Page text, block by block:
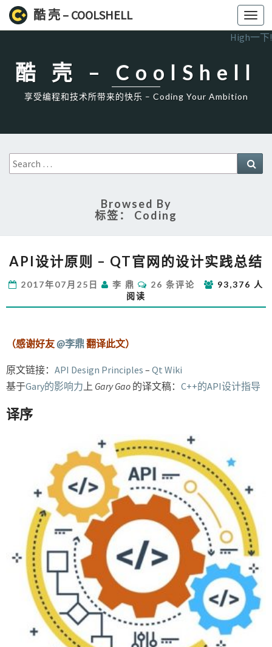
酷 壳 – COOLSHELL
High一下!
酷 壳 – CoolShell
享受编程和技术所带来的快乐 – Coding Your Ambition
Search
for:
Browsed By
标签： Coding
设
原
则
的
设
总
结
API设计原则 – QT官网的设计实践总结
2017年07月25日 李 鼎
评
论
26 条评论
93,376 人
阅读
（感谢好友@李鼎翻译此文）
原文链接： API Design Principles – Qt Wiki
基于Gary的影响力上 Gary Gao 的译文稿： C++的API设计指导
译序